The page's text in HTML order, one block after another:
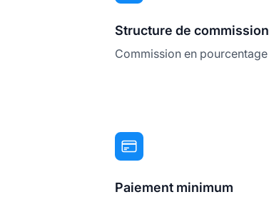
Structure de commission
Commission en pourcentage
Paiement minimum